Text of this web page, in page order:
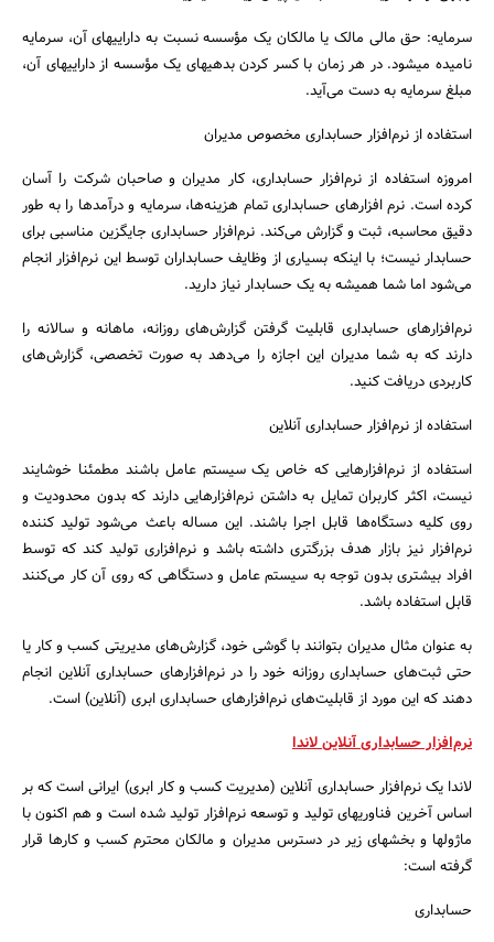
سرمایه: حق مالی مالک یا مالکان یک مؤسسه نسبت به داراییهای آن، سرمایه
نامیده میشود. در هر زمان با کسر کردن بدهیهای یک مؤسسه از داراییهای آن،
مبلغ سرمایه به دست می‌آید.
استفاده از نرم‌افزار حسابداری مخصوص مدیران
امروزه استفاده از نرم‌افزار حسابداری، کار مدیران و صاحبان شرکت را آسان
کرده است. نرم افزارهای حسابداری تمام هزینه‌ها، سرمایه و درآمدها را به طور
دقیق محاسبه، ثبت و گزارش می‌کند. نرم‌افزار حسابداری جایگزین مناسبی برای
حسابدار نیست؛ با اینکه بسیاری از وظایف حسابداران توسط این نرم‌افزار انجام
می‌شود اما شما همیشه به یک حسابدار نیاز دارید.
نرم‌افزارهای حسابداری قابلیت گرفتن گزارش‌های روزانه، ماهانه و سالانه را
دارند که به شما مدیران این اجازه را می‌دهد به صورت تخصصی، گزارش‌های
کاربردی دریافت کنید.
استفاده از نرم‌افزار حسابداری آنلاین
استفاده از نرم‌افزارهایی که خاص یک سیستم عامل باشند مطمئنا خوشایند
نیست، اکثر کاربران تمایل به داشتن نرم‌افزارهایی دارند که بدون محدودیت و
روی کلیه دستگاه‌ها قابل اجرا باشند. این مساله باعث می‌شود تولید کننده
نرم‌افزار نیز بازار هدف بزرگتری داشته باشد و نرم‌افزاری تولید کند که توسط
افراد بیشتری بدون توجه به سیستم عامل و دستگاهی که روی آن کار می‌کنند
قابل استفاده باشد.
به عنوان مثال مدیران بتوانند با گوشی خود، گزارش‌های مدیریتی کسب و کار یا
حتی ثبت‌های حسابداری روزانه خود را در نرم‌افزارهای حسابداری آنلاین انجام
دهند که این مورد از قابلیت‌های نرم‌افزارهای حسابداری ابری (آنلاین) است.
نرم‌افزار حسابداری آنلاین لاندا
لاندا یک نرم‌افزار حسابداری آنلاین (مدیریت کسب و کار ابری) ایرانی است که بر
اساس آخرین فناوریهای تولید و توسعه نرم‌افزار تولید شده است و هم اکنون با
ماژولها و بخشهای زیر در دسترس مدیران و مالکان محترم کسب و کارها قرار
گرفته است:
حسابداری